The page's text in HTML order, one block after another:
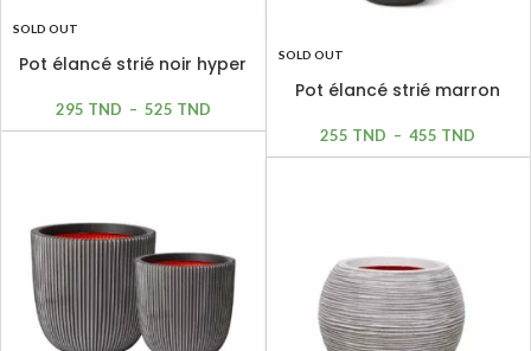
SOLD OUT
Pot élancé strié noir hyper
295 TND – 525 TND
SOLD OUT
Pot élancé strié marron
255 TND – 455 TND